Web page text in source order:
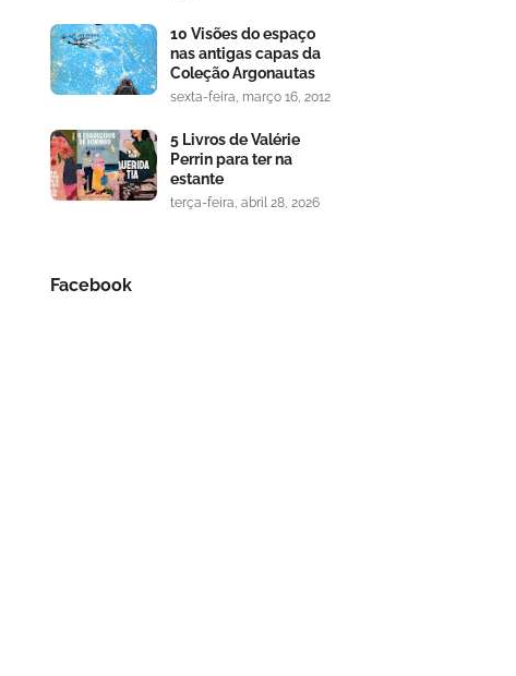
10 Visões do espaço
nas antigas capas da
Coleção Argonautas
sexta-feira, março 16, 2012
5 Livros de Valérie
Perrin para ter na
estante
terça-feira, abril 28, 2026
Facebook